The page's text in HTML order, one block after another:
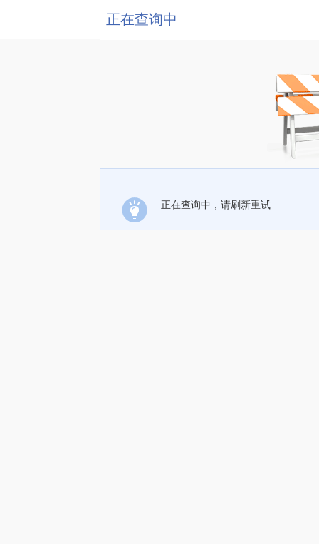
正在查询中
正在查询中，请刷新重试